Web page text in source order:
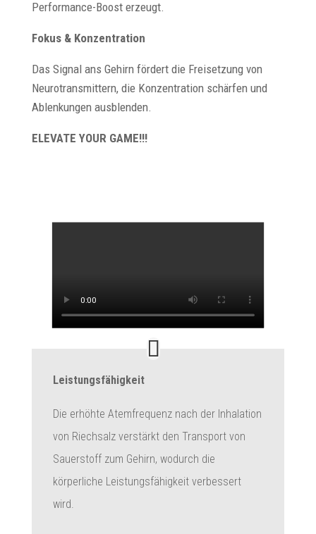
Performance-Boost erzeugt.
Fokus & Konzentration
Das Signal ans Gehirn fördert die Freisetzung von
Neurotransmittern, die Konzentration schärfen und
Ablenkungen ausblenden.
ELEVATE YOUR GAME!!!
Leistungsfähigkeit
Die erhöhte Atemfrequenz nach der Inhalation
von Riechsalz verstärkt den Transport von
Sauerstoff zum Gehirn, wodurch die
körperliche Leistungsfähigkeit verbessert
wird.